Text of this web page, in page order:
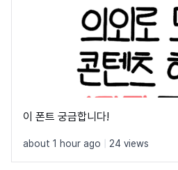
이 폰트 궁금합니다!
about 1 hour ago 24 views